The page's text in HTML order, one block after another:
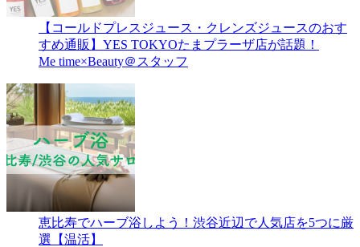
【コールドプレスジュース・クレンズジュースのおす
すめ通販】YES TOKYOたまプラーザ店が話題！
Me time×Beauty＠スタッフ
恵比寿でハーブ浴しよう！渋谷近辺で人気店を5つに厳
選【温活】